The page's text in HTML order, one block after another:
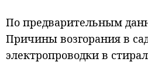
По предварительным
Причины возгорания в
электропроводки в